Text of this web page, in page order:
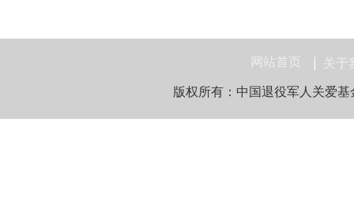
网站首页 关于
版权所有：中国退役军人关爱基